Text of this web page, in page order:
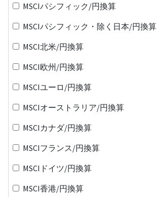
MSCIパシフィック/円換算
MSCIパシフィック・除く日本/円換算
MSCI北米/円換算
MSCI欧州/円換算
MSCIユーロ/円換算
MSCIオーストラリア/円換算
MSCIカナダ/円換算
MSCIフランス/円換算
MSCIドイツ/円換算
MSCI香港/円換算